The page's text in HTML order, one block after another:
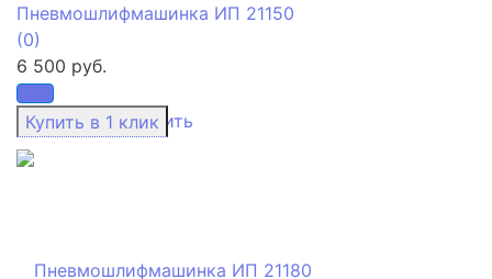
избранное сравнить
Пневмошлифмашинка ИП 21150
(0)
6 500 руб.